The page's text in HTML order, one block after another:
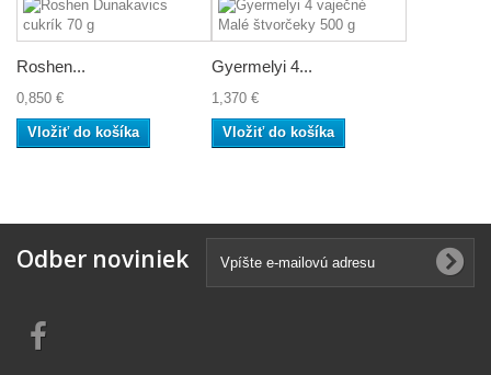
Roshen...
0,850 €
Vložiť do košíka
Gyermelyi 4...
1,370 €
Vložiť do košíka
Odber noviniek